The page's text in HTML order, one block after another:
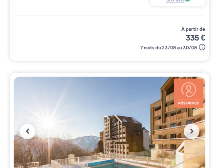
à partir de
335€
7 nuits du 23/08 au 30/08